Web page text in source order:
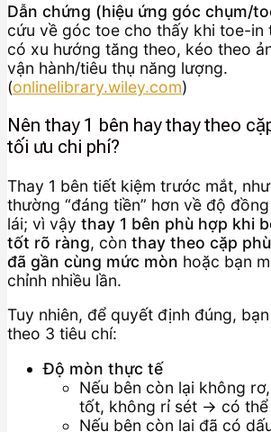
Dẫn chứng (hiệu ứng góc chụm/
cứu về góc toe cho thấy khi toe-in
có xu hướng tăng theo, kéo theo
vận hành/tiêu thụ năng lượng.
(onlinelibrary.wiley.com)
Nên thay 1 bên hay thay theo
tối ưu chi phí?
Thay 1 bên tiết kiệm trước mắt,
thường “đáng tiền” hơn về độ
lái; vì vậy thay 1 bên phù hợp khi
tốt rõ ràng, còn thay theo cặp
đã gần cùng mức mòn hoặc bạn
chỉnh nhiều lần.
Tuy nhiên, để quyết định đúng,
theo 3 tiêu chí:
Độ mòn thực tế
Nếu bên còn lại không
tốt, không rỉ sét → có thể
Nếu bên còn lại đã có